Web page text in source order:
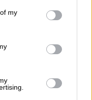
You may click to
third-party tags to
in below Google
my
το νέο στέλεχος